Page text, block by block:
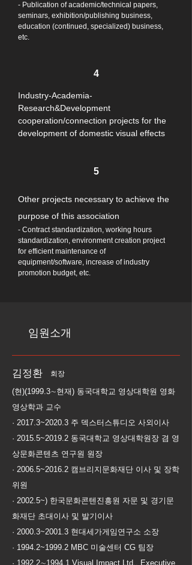
- Publication of academic/technical papers,
seminars, exhibition/publishing business,
education (continued, specialized) business,
etc.
4
Industry-Academia-
Research&Development
cooperation/connection projects for the
development of domestic visual effects
5
Other projects necessary to achieve the
purpose of this association
- Contract standardization, working hours
standardization, environment creation project
for efficient maintenance of
equipment/software, increase of industry
promotion budget, etc.
임원소개
김정환 회장
(현)(1999.3∼현재) 동국대학교 영상대학원 영화
영상학과 교수
· 2017.3~2020.3 주 덱스터스튜디오 사외이사
· 2015.5~2019.2 동국대학교 영상대학원장 겸 영
상문화콘텐츠 연구원 원장
· 2006.5~2016.2 캠브리지문화재단 이사 및 장학
위원
· 2002.5~) 한국문화콘텐진흥원 자문 및 경기문
화재단 초대이사 및 발기이사
· 2000.3~2001.3 현대세가게임연구소 소장
· 1994.2~1999.2 MBC 미술센터 CG 팀장
· 1992.2∼1994.1 Visual Impact Ltd., Executive